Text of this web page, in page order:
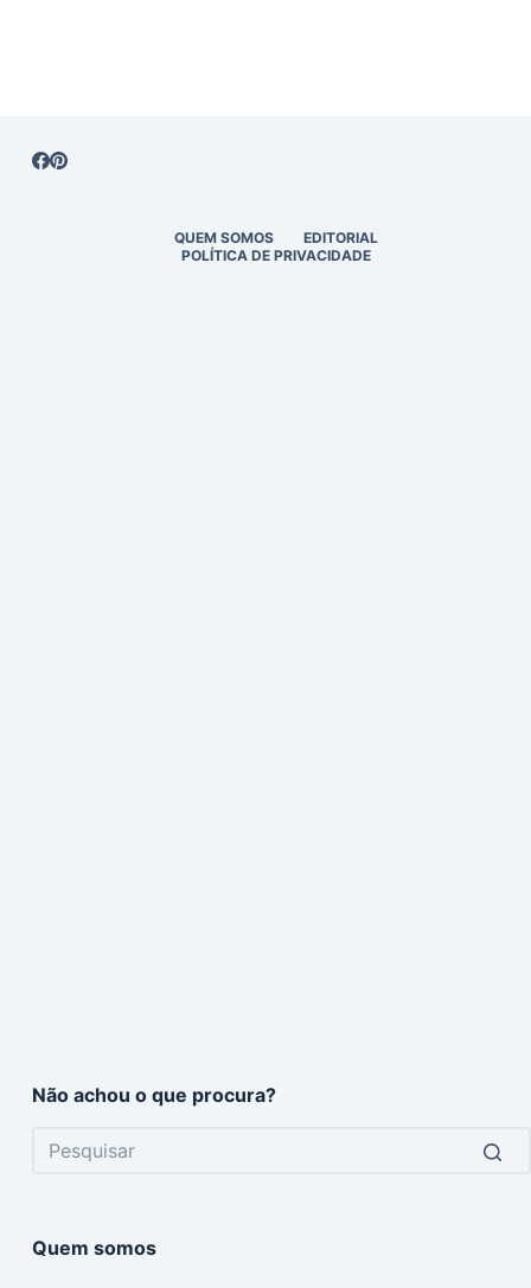
QUEM SOMOS
EDITORIAL
POLÍTICA DE PRIVACIDADE
Não achou o que procura?
Quem somos